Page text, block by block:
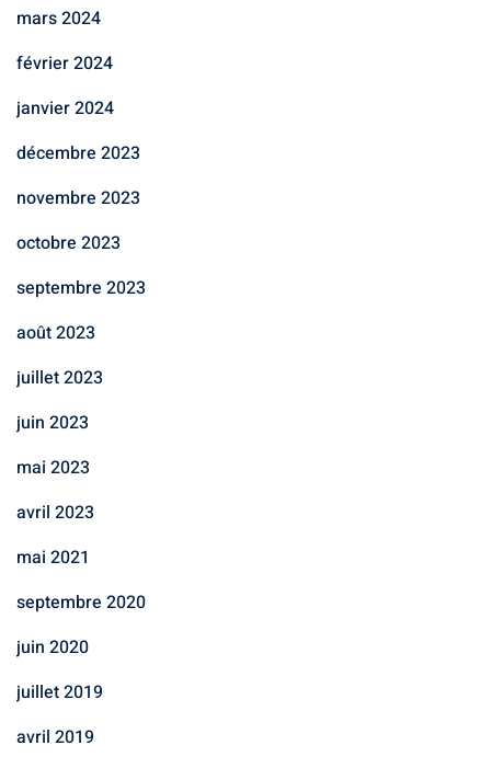
mars 2024
février 2024
janvier 2024
décembre 2023
novembre 2023
octobre 2023
septembre 2023
août 2023
juillet 2023
juin 2023
mai 2023
avril 2023
mai 2021
septembre 2020
juin 2020
juillet 2019
avril 2019